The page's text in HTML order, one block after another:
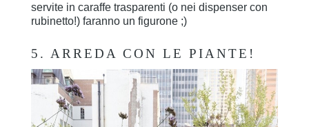
servite in caraffe trasparenti (o nei dispenser con
rubinetto!) faranno un figurone ;)
5. ARREDA CON LE PIANTE!